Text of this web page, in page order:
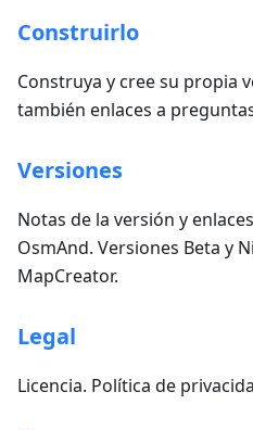
Construirlo
Construya y cree su propia
también enlaces a
Versiones
Notas de la versión y
OsmAnd. Versiones Beta y
MapCreator.
Legal
Licencia. Política de